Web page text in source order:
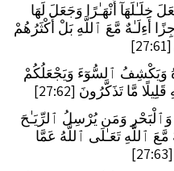
أَنْهَـٰرًا وَجَعَلَ لَهَا
أَءِلَـٰهٌ مَّعَ ٱللَّهِ بَلْ أَكْثَرُهُمْ
وَيَكْشِفُ ٱلسُّوٓءَ وَيَجْعَلُكُمْ
مَّا تَذَكَّرُونَ [27:62]
وَمَن يُرْسِلُ ٱلرِّيَـٰحَ
مَّعَ ٱللَّهِ تَعَـٰلَى ٱللَّهُ عَمَّا